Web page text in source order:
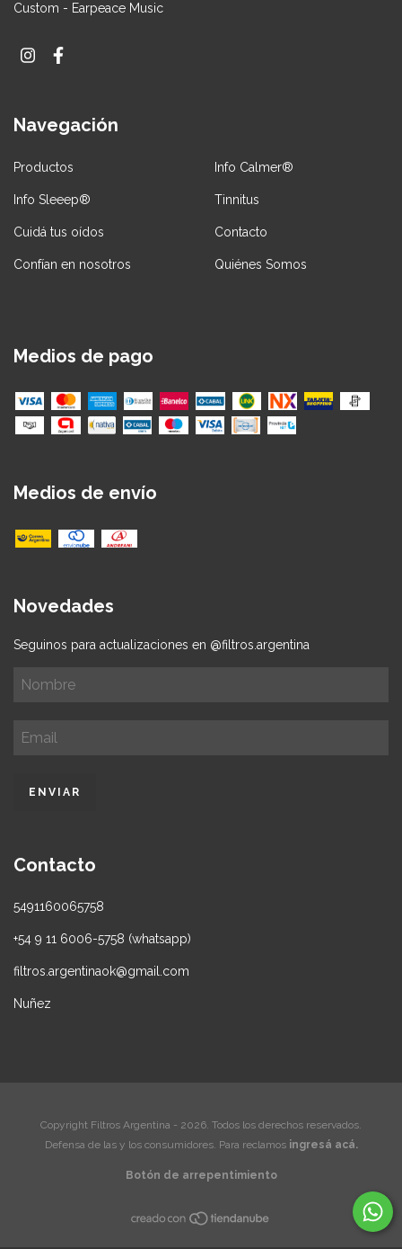
Custom - Earpeace Music
Navegación
Productos Info Calmer®
Info Sleeep® Tinnitus
Cuidá tus oídos Contacto
Confían en nosotros Quiénes Somos
Medios de pago
Medios de envío
Novedades
Seguinos para actualizaciones en @filtros.argentina
Contacto
5491160065758
+54 9 11 6006-5758 (whatsapp)
filtros.argentinaok@gmail.com
Nuñez
Copyright Filtros Argentina - 2026. Todos los derechos reservados.
Defensa de las y los consumidores. Para reclamos ingresá acá.
Botón de arrepentimiento